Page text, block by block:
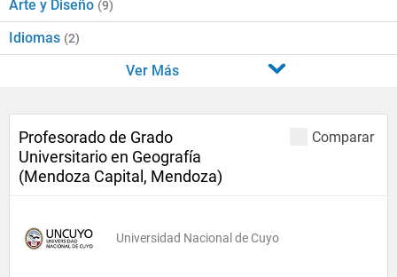
Arte y Diseño (9)
Idiomas (2)
Ver Más
Comparar
Profesorado de Grado
Universitario en Geografía
(Mendoza Capital, Mendoza)
Universidad Nacional de Cuyo